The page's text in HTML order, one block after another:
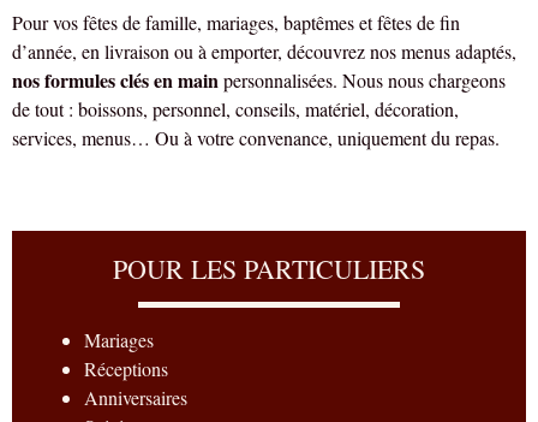
Pour vos fêtes de famille, mariages, baptêmes et fêtes de fin
d’année, en livraison ou à emporter, découvrez nos menus adaptés,
nos formules clés en mainpersonnalisées. Nous nous chargeons
de tout : boissons, personnel, conseils, matériel, décoration,
services, menus… Ou à votre convenance, uniquement du repas.
POUR LES PARTICULIERS
Mariages
Réceptions
Anniversaires